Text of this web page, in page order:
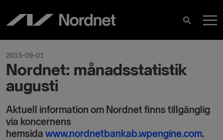
content
Search
2015-09-01
Nordnet: månadsstatistik
augusti
Aktuell information om Nordnet finns tillgänglig
via koncernens
hemsida www.nordnetbankab.wpengine.com.